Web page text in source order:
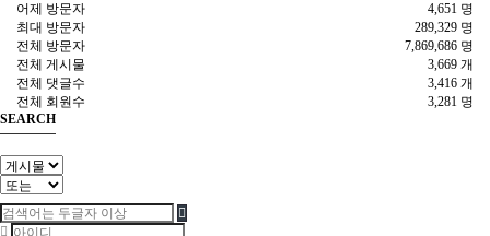
4,651 명
어제 방문자
289,329 명
최대 방문자
7,869,686 명
전체 방문자
3,669 개
전체 게시물
3,416 개
전체 댓글수
3,281 명
전체 회원수
SEARCH